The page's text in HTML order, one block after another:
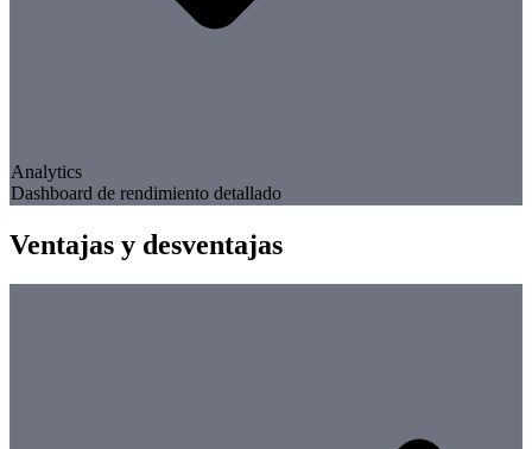
Analytics
Dashboard de rendimiento detallado
Ventajas y desventajas